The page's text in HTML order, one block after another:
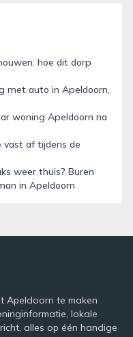
hoe dit dorp
met auto in Apeldoorn,
woning Apeldoorn na
vast af tijdens de
weer thuis? Buren
in Apeldoorn
Apeldoorn te maken
lokale
alles op één handige